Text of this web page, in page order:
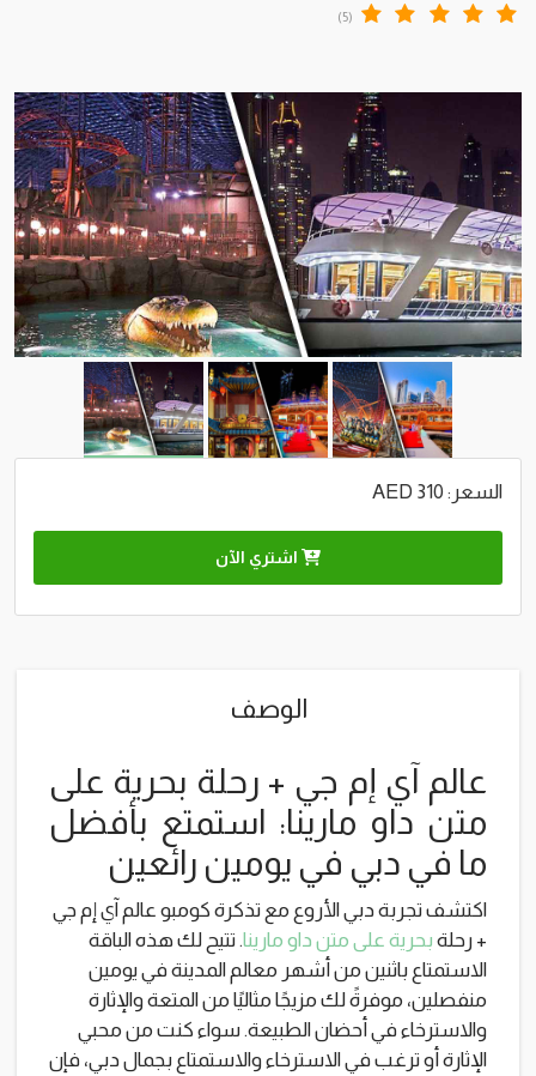
(5)
السعر: 310 AED
اشتري الآن
الوصف
عالم آي إم جي + رحلة بحرية على
متن داو مارينا: استمتع بأفضل
ما في دبي في يومين رائعين
اكتشف تجربة دبي الأروع مع تذكرة كومبو عالم آي إم جي
+ رحلة بحرية على متن داو مارينا. تتيح لك هذه الباقة
الاستمتاع باثنين من أشهر معالم المدينة في يومين
منفصلين، موفرةً لك مزيجًا مثاليًا من المتعة والإثارة
والاسترخاء في أحضان الطبيعة. سواء كنت من محبي
الإثارة أو ترغب في الاسترخاء والاستمتاع بجمال دبي، فإن